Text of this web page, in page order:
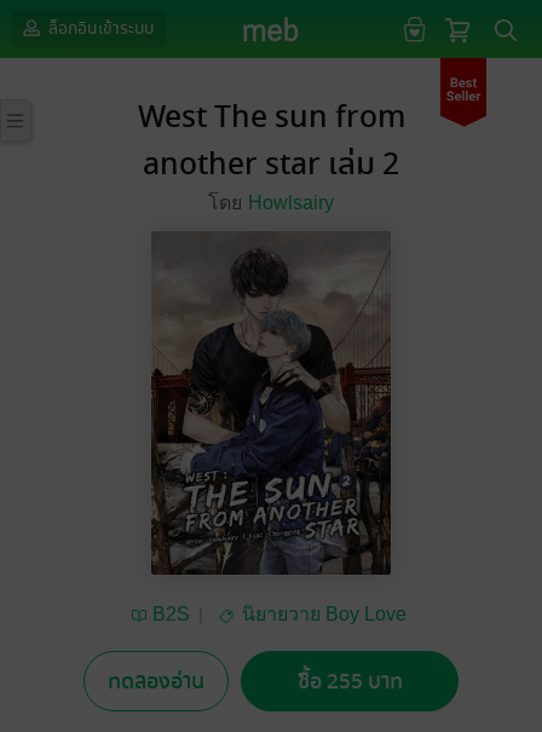
ล็อกอินเข้าระบบ
West The sun from
another star เล่ม 2
โดย Howlsairy
B2S
นิยายวาย Boy Love
ทดลองอ่าน ซื้อ 255 บาท